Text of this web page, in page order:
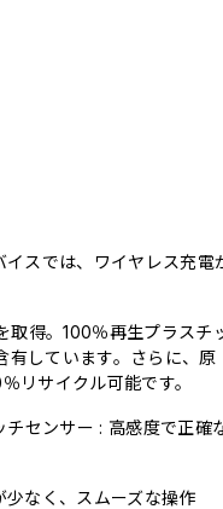
スでは、ワイヤレス充電
取得。100％再生プラスチ
有しています。さらに、原
リサイクル可能です。
チセンサー : 高感度で正確
なく、スムーズな操作